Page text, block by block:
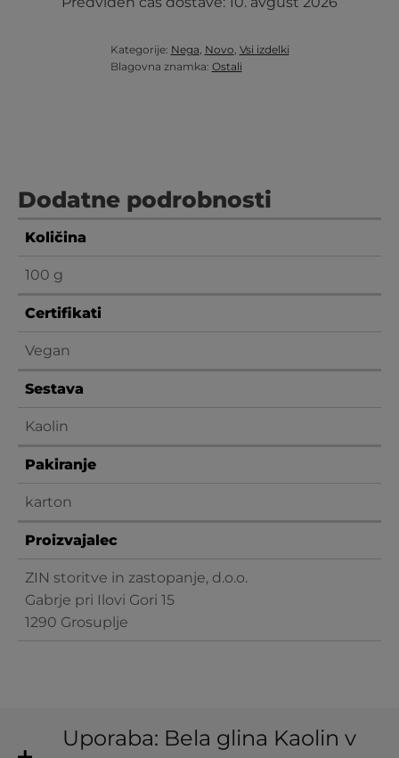
Kategorije: Nega, Novo, Vsi izdelki
Blagovna znamka: Ostali
Dodatne podrobnosti
Količina
100 g
Certifikati
Vegan
Sestava
Kaolin
Pakiranje
karton
Proizvajalec
ZIN storitve in zastopanje, d.o.o.
Gabrje pri Ilovi Gori 15
1290 Grosuplje
Uporaba: Bela glina Kaolin v